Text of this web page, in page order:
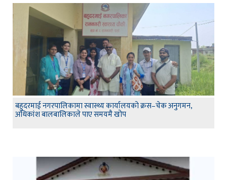
बहुदरमाई नगरपालिकामा स्वास्थ्य कार्यालयको क्रस–चेक अनुगमन,
अधिकांश बालबालिकाले पाए समयमै खोप